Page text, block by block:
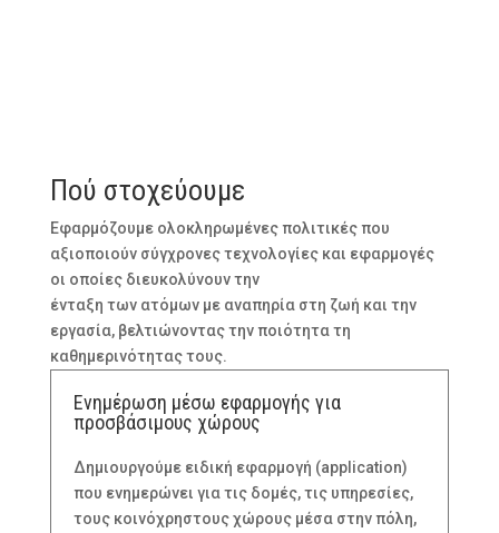
Πού στοχεύουμε
Εφαρμόζουμε ολοκληρωμένες πολιτικές που
αξιοποιούν σύγχρονες τεχνολογίες και εφαρμογές
οι οποίες διευκολύνουν την
ένταξη των ατόμων με αναπηρία στη ζωή και την
εργασία, βελτιώνοντας την ποιότητα τη
καθημερινότητας τους.
Ενημέρωση μέσω εφαρμογής για
προσβάσιμους χώρους
Δημιουργούμε ειδική εφαρμογή (application)
που ενημερώνει για τις δομές, τις υπηρεσίες,
τους κοινόχρηστους χώρους μέσα στην πόλη,